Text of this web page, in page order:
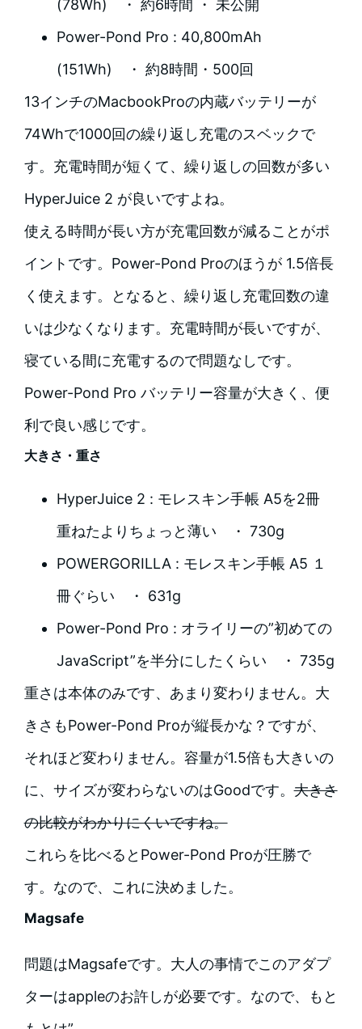
(78Wh) ・ 約6時間 ・ 未公開
Power-Pond Pro : 40,800mAh
(151Wh) ・ 約8時間・500回
13インチのMacbookProの内蔵バッテリーが
74Whで1000回の繰り返し充電のスベックで
す。充電時間が短くて、繰り返しの回数が多い
HyperJuice 2 が良いですよね。
使える時間が長い方が充電回数が減ることがポ
イントです。Power-Pond Proのほうが 1.5倍長
く使えます。となると、繰り返し充電回数の違
いは少なくなります。充電時間が長いですが、
寝ている間に充電するので問題なしです。
Power-Pond Pro バッテリー容量が大きく、便
利で良い感じです。
大きさ・重さ
HyperJuice 2 : モレスキン手帳 A5を2冊
重ねたよりちょっと薄い ・ 730g
POWERGORILLA : モレスキン手帳 A5 １
冊ぐらい ・ 631g
Power-Pond Pro : オライリーの”初めての
JavaScript”を半分にしたくらい ・ 735g
重さは本体のみです、あまり変わりません。大
きさもPower-Pond Proが縦長かな？ですが、
それほど変わりません。容量が1.5倍も大きいの
に、サイズが変わらないのはGoodです。大きさ
の比較がわかりにくいですね。
これらを比べるとPower-Pond Proが圧勝で
す。なので、これに決めました。
Magsafe
問題はMagsafeです。大人の事情でこのアダプ
ターはappleのお許しが必要です。なので、もと